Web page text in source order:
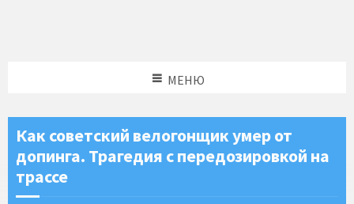
МЕНЮ
Как советский велогонщик умер от
допинга. Трагедия с передозировкой на
трассе